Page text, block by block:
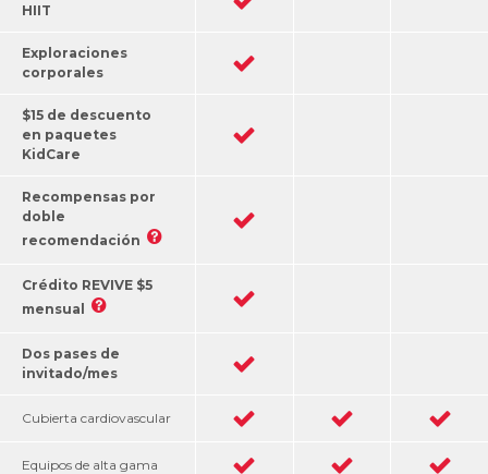
HIIT
Exploraciones
corporales
$15 de descuento
en paquetes
KidCare
Recompensas por
doble
recomendación
Crédito REVIVE $5
mensual
Dos pases de
invitado/mes
Cubierta cardiovascular
Equipos de alta gama